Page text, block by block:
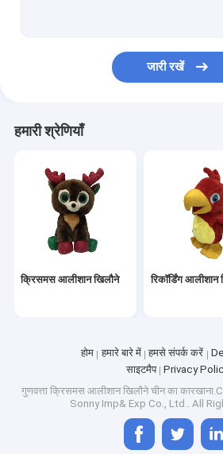
जारी रखें
हमारी श्रेणियाँ
क्रिसमस आलीशान खिलौने रिकॉर्डिंग आलीशान
होम हमारे बारे में हमसे संपर्क करें
साइटमैप
Privacy
गुणवत्ता क्रिसमस आलीशान खिलौनेचीन का
Sonny Imp& Exp Co., Ltd.. All